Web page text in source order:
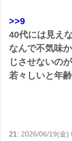
>>9
40代には見え
なんで不気味
じさせないの
若々しいと年
21: 2026/06/19(金)